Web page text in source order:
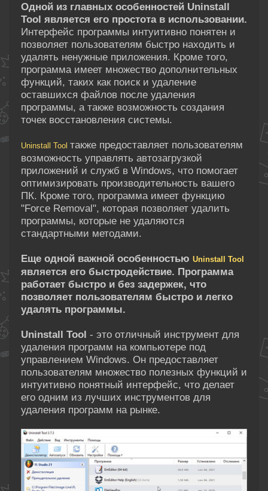
Одной из главных особенностей Uninstall
Tool является его простота в использовании.
Интерфейс программы интуитивно понятен и
позволяет пользователям быстро находить и
удалять ненужные приложения. Кроме того,
программа имеет множество дополнительных
функций, таких как поиск и удаление
оставшихся файлов после удаления
программы, а также возможность создания
точек восстановления системы.
Uninstall Tool также предоставляет пользователям
возможность управлять автозагрузкой
приложений и служб в Windows, что помогает
оптимизировать производительность вашего
ПК. Кроме того, программа имеет функцию
"Force Removal", которая позволяет удалить
программы, которые не удаляются
стандартными методами.
Еще одной важной особенностью Uninstall Tool
является его быстродействие. Программа
работает быстро и без задержек, что
позволяет пользователям быстро и легко
удалять программы.
Uninstall Tool - это отличный инструмент для
удаления программ на компьютере под
управлением Windows. Он предоставляет
пользователям множество полезных функций и
интуитивно понятный интерфейс, что делает
его одним из лучших инструментов для
удаления программ на рынке.